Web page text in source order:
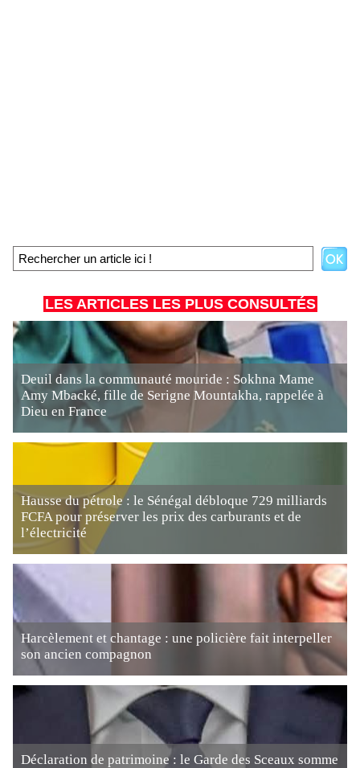
LES ARTICLES LES PLUS CONSULTÉS
Deuil dans la communauté mouride : Sokhna Mame
Amy Mbacké, fille de Serigne Mountakha, rappelée à
Dieu en France
Hausse du pétrole : le Sénégal débloque 729 milliards
FCFA pour préserver les prix des carburants et de
l’électricité
Harcèlement et chantage : une policière fait interpeller
son ancien compagnon
Déclaration de patrimoine : le Garde des Sceaux somme